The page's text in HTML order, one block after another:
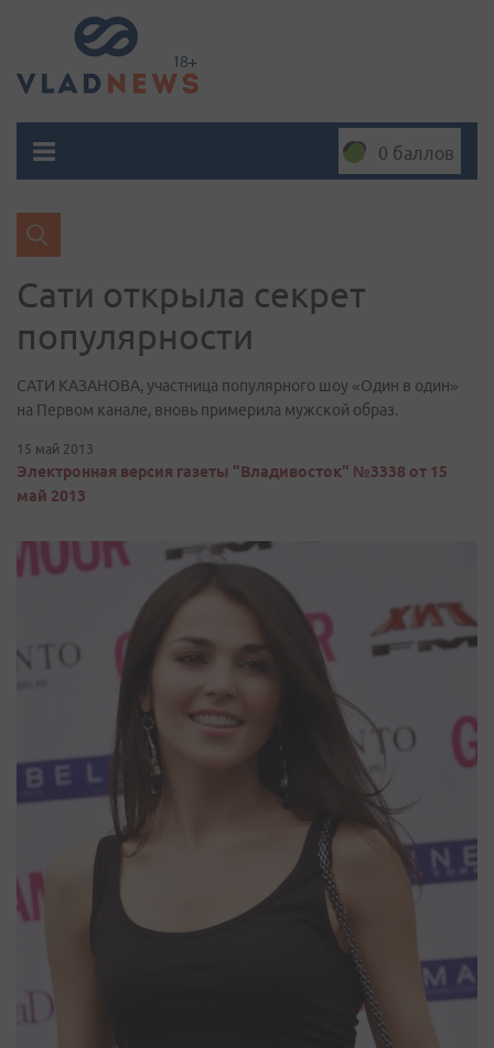
0 баллов
Сати открыла секрет
популярности
САТИ КАЗАНОВА, участница популярного шоу «Один в один»
на Первом канале, вновь примерила мужской образ.
15 май 2013
Электронная версия газеты "Владивосток" №3338 от 15
май 2013